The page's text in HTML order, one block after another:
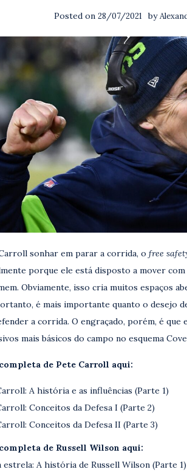
Posted on 28/07/2021 by
sonhar em parar a corrida, o free
porque ele está disposto a mover
Obviamente, isso cria muitos espaços
é mais importante quanto o desejo
a corrida. O engraçado, porém, é que
mais básicos do campo no esquema
de Pete Carroll aqui:
A história e as influências (Parte 1)
Conceitos da Defesa I (Parte 2)
Conceitos da Defesa II (Parte 3)
de Russell Wilson aqui:
estrela: A história de Russell Wilson (Parte 1)